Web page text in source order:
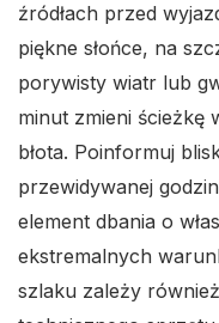
źródłach przed
piękne słońce, na
porywisty wiatr lub
minut zmieni ścieżkę
błota. Poinformuj
przewidywanej
element dbania o
ekstremalnych
szlaku zależy